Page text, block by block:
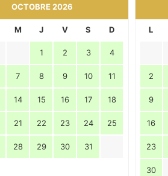
OCTOBRE 2026
M J V S D
1 2 3 4
7 8 9 10 11
14 15 16 17 18
21 22 23 24 25
28 29 30 31
L
2
9
16
23
30